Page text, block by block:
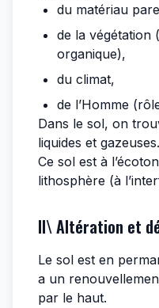
du matériau
de la végétation
organique),
du climat,
de l’Homme
Dans le sol, on
liquides et gazeuses.
Ce sol est à
lithosphère (à
II\ Altération et
Le sol est en
a un
par le haut.